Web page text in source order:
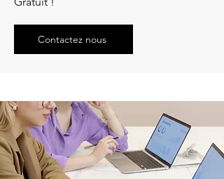
Contactez nous